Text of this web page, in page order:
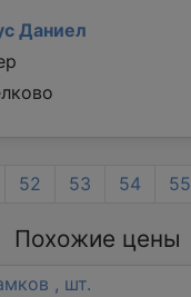
Даниел
52 53 54 55
Похожие цены
, шт.